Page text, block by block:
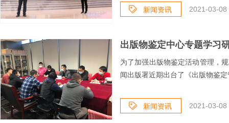
新闻资讯 2021-03-08
出版物鉴定中心专题学习
为了加强出版物鉴定活动管理，
闻出版署近期出台了《出版物鉴
新闻资讯 2021-03-08